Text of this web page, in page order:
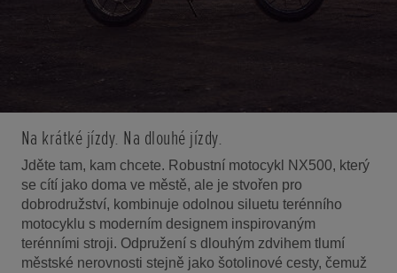
Na krátké jízdy. Na dlouhé jízdy.
Jděte tam, kam chcete. Robustní motocykl NX500, který
se cítí jako doma ve městě, ale je stvořen pro
dobrodružství, kombinuje odolnou siluetu terénního
motocyklu s moderním designem inspirovaným
terénními stroji. Odpružení s dlouhým zdvihem tlumí
městské nerovnosti stejně jako šotolinové cesty, čemuž